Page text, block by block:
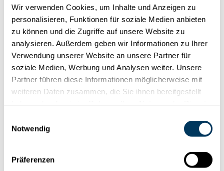
Wir verwenden Cookies, um Inhalte und Anzeigen zu
personalisieren, Funktionen für soziale Medien anbieten
zu können und die Zugriffe auf unsere Website zu
analysieren. Außerdem geben wir Informationen zu Ihrer
Verwendung unserer Website an unsere Partner für
soziale Medien, Werbung und Analysen weiter. Unsere
Partner führen diese Informationen möglicherweise mit
weiteren Daten zusammen, die Sie ihnen bereitgestellt
Notwendig
Präferenzen
Dauer:
2-3 Stunden
Sprachen:
Teilnehmerzahl:
bis max. 90 Personen
Preis pro Person: ab CHF 55.- im Sommer und ab CHF
75.- inkl. Schneeschuhe im Winter
Reservation:info@stoos.ch
Die Challenge besteht darin, die Verstecke und
Aufgaben mittels des GPS Geräts aufzuspüren. Die
Teams erhalten am Start Hilfsmittel oder sie müssen
die Buchstaben kommt, welche die Gruppe zum
Lösungswort bringt. Den grössten Schatz gibt es für